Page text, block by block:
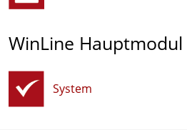
WinLine Hauptmodul
System